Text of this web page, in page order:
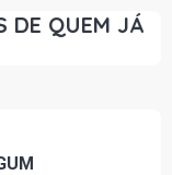
DE QUEM JÁ